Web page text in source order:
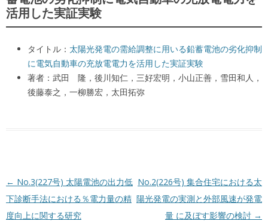
活用した実証実験
タイトル： 太陽光発電の需給調整に用いる鉛蓄電池の劣化抑制
に電気自動車の充放電電力を活用した実証実験
著者：武田 隆，後川知仁，三好宏明，小山正善，雪田和人，
後藤泰之，一柳勝宏，太田拓弥
投稿ナビゲーション
← No.3(227号) 太陽電池の出力低
下診断手法における％電力量の精
度向上に関する研究
No.2(226号) 集合住宅における太
陽光発電の実測と外部風速が発電
量 に及ぼす影響の検討 →